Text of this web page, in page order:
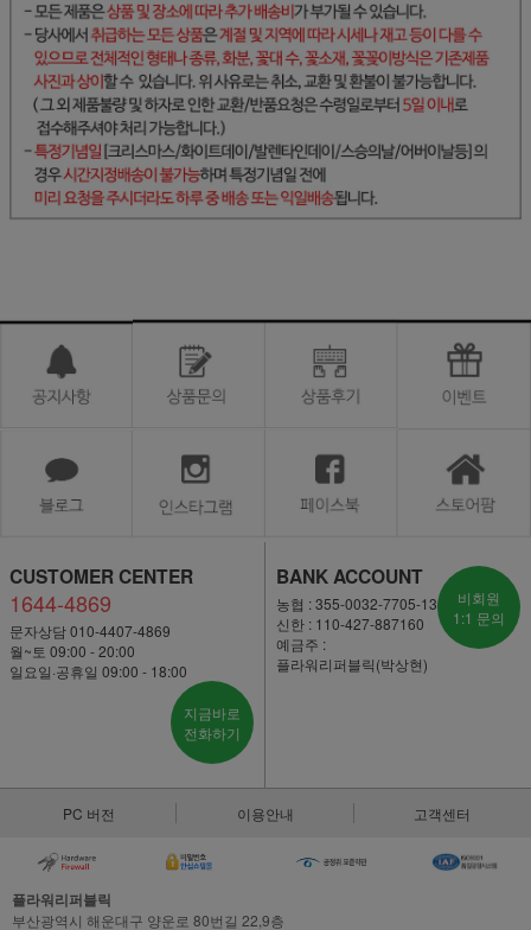
CUSTOMER CENTER
1644-4869
문자상담 010-4407-4869
월~토 09:00 - 20:00
일요일·공휴일 09:00 - 18:00
지금바로
전화하기
BANK ACCOUNT
농협 : 355-0032-7705-13
신한 : 110-427-887160
예금주 :
플라워리퍼블릭(박상현)
비회원
1:1 문의
PC 버전 이용안내 고객센터
플라워리퍼블릭
부산광역시 해운대구 양운로 80번길 22,9층